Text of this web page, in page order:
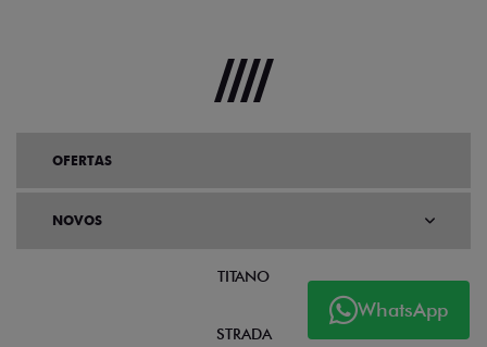
WhatsApp
OFERTAS
NOVOS
TITANO
STRADA